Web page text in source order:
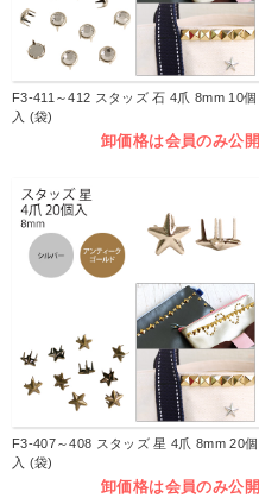
F3-411～412 スタッズ 石 4爪 8mm 10個
入 (袋)
卸価格は会員のみ公開
F3-407～408 スタッズ 星 4爪 8mm 20個
入 (袋)
卸価格は会員のみ公開